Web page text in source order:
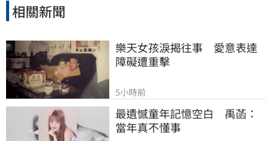
相關新聞
樂天女孩淚揭往事　愛意表達
障礙遭重擊
5小時前
最遺憾童年記憶空白　禹菡：
當年真不懂事